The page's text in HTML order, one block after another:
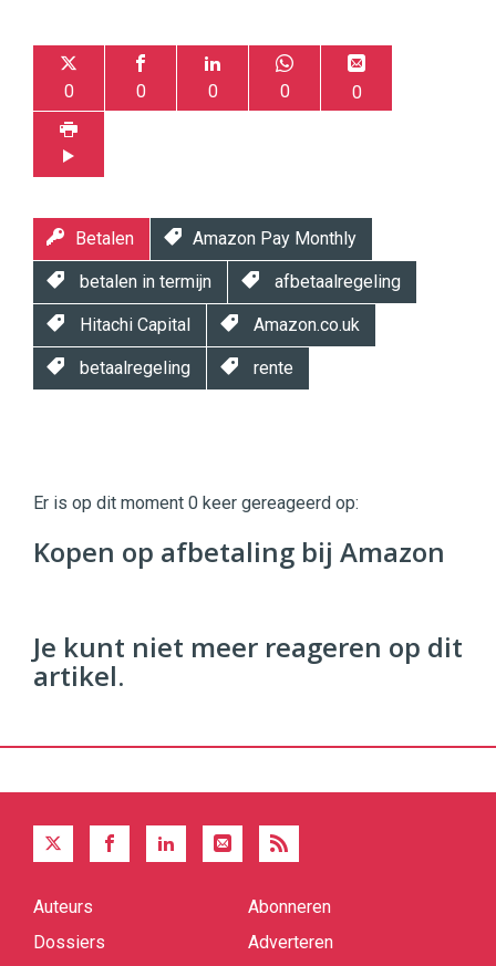
0 0 0 0 0
Betalen Amazon Pay Monthly
betalen in termijn afbetaalregeling
Hitachi Capital Amazon.co.uk
betaalregeling rente
|
Digital
Commerce
https://twinklemagazine.nl
Er is op dit moment 0 keer gereageerd op:
Kopen op afbetaling bij Amazon
Je kunt niet meer reageren op dit
artikel.
Quick
Auteurs
Dossiers
Abonneren
Adverteren